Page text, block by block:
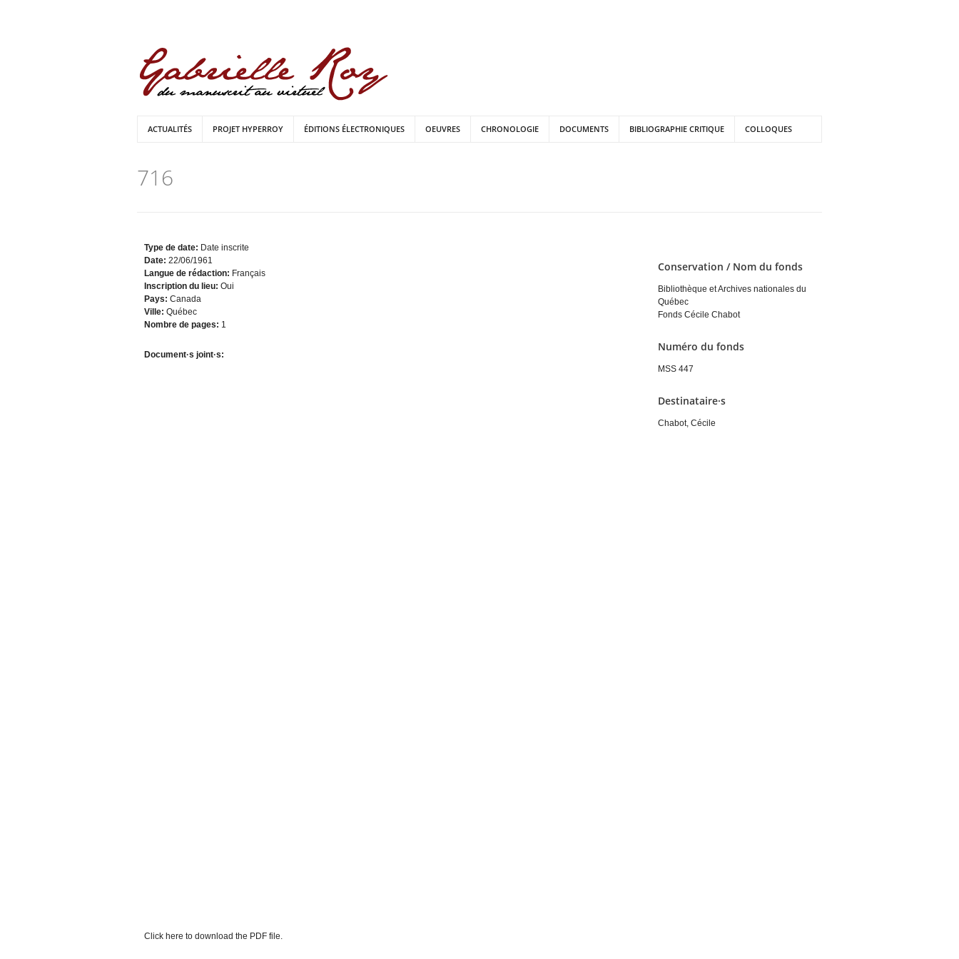
ACTUALITÉS PROJET HYPERROY ÉDITIONS ÉLECTRONIQUES OEUVRES CHRONOLOGIE DOCUMENTS BIBLIOGRAPHIE CRITIQUE COLLOQUES
716
Type de date: Date inscrite
Date: 22/06/1961
Langue de rédaction: Français
Inscription du lieu: Oui
Pays: Canada
Ville: Québec
Nombre de pages: 1
Document·s joint·s:
Click here to download the PDF file.
Conservation / Nom du fonds
Bibliothèque et Archives nationales du
Québec
Fonds Cécile Chabot
Numéro du fonds
MSS 447
Destinataire·s
Chabot, Cécile